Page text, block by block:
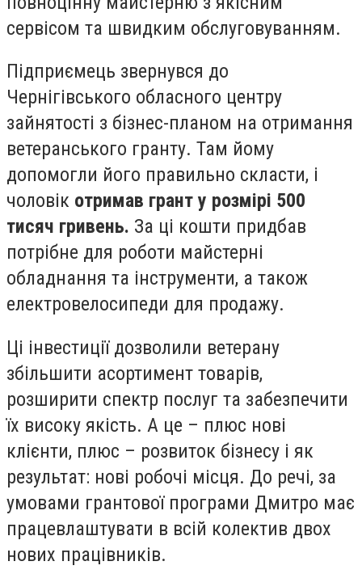
сервісом та швидким обслуговуванням.
Підприємець звернувся до
Чернігівського обласного центру
зайнятості з бізнес-планом на отримання
ветеранського гранту. Там йому
допомогли його правильно скласти, і
чоловік отримав грант у розмірі 500
тисяч гривень. За ці кошти придбав
потрібне для роботи майстерні
обладнання та інструменти, а також
електровелосипеди для продажу.
Ці інвестиції дозволили ветерану
збільшити асортимент товарів,
розширити спектр послуг та забезпечити
їх високу якість. А це – плюс нові
клієнти, плюс – розвиток бізнесу і як
результат: нові робочі місця. До речі, за
умовами грантової програми Дмитро має
працевлаштувати в всій колектив двох
нових працівників.